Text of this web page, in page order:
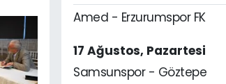
Amed - Erzurumspor FK
17 Ağustos, Pazartesi
Samsunspor - Göztepe